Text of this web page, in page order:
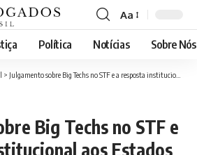
Font
Resizer
Aa
Política Notícias Sobre Nós
> Julgamento sobre Big Techs no STF e a resposta institucional aos Estados Unidos: impacto jurídico e geopolítico da regulação digital
Big Techs no STF e
aos Estados